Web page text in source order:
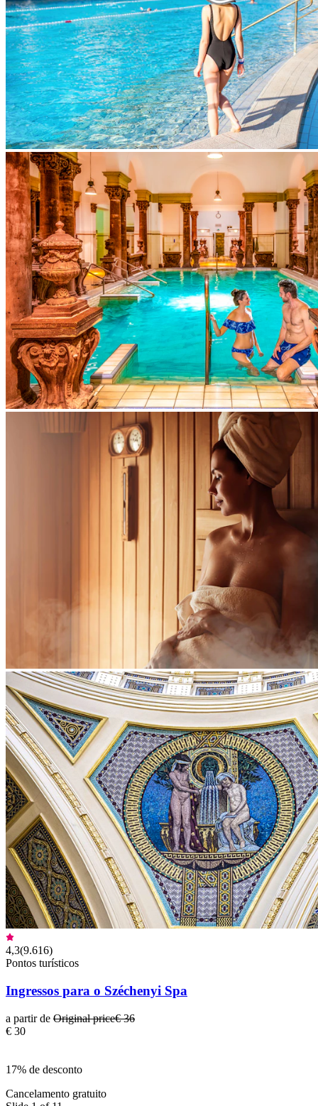
4,3(9.616)
Pontos turísticos
Ingressos para o Széchenyi Spa
a partir de Original price€ 36
€ 30
17% de desconto
Cancelamento gratuito